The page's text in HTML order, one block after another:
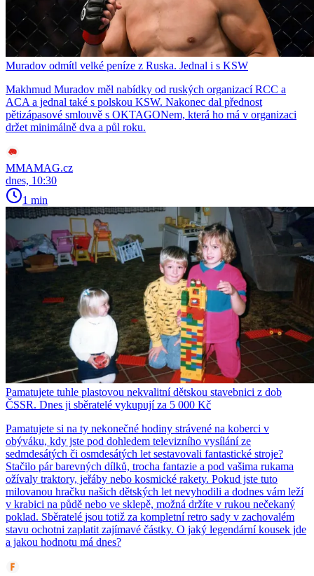
Muradov odmítl velké peníze z Ruska. Jednal i s KSW
Makhmud Muradov měl nabídky od ruských organizací RCC a
ACA a jednal také s polskou KSW. Nakonec dal přednost
pětizápasové smlouvě s OKTAGONem, která ho má v organizaci
držet minimálně dva a půl roku.
MMAMAG.cz
dnes, 10:30
1 min
Pamatujete tuhle plastovou nekvalitní dětskou stavebnici z dob
ČSSR. Dnes ji sběratelé vykupují za 5 000 Kč
Pamatujete si na ty nekonečné hodiny strávené na koberci v
obýváku, kdy jste pod dohledem televizního vysílání ze
sedmdesátých či osmdesátých let sestavovali fantastické stroje?
Stačilo pár barevných dílků, trocha fantazie a pod vašima rukama
ožívaly traktory, jeřáby nebo kosmické rakety. Pokud jste tuto
milovanou hračku našich dětských let nevyhodili a dodnes vám leží
v krabici na půdě nebo ve sklepě, možná držíte v rukou nečekaný
poklad. Sběratelé jsou totiž za kompletní retro sady v zachovalém
stavu ochotni zaplatit zajímavé částky. O jaký legendární kousek jde
a jakou hodnotu má dnes?